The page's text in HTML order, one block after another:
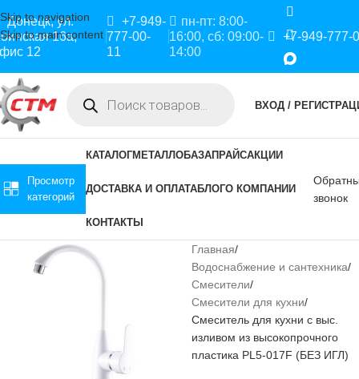
Skip to navigation
Skip to main content
Донецк, ул.
16а,
12
+7-949-
777-00-
11
пн-пт: 8:00-
16:00, сб: 09:00-
14:00
+7-949-777-
ВХОД /
Просмотр
категорий
КАТАЛОГМЕТАЛЛОБАЗАПРАЙСАКЦИИ
ДОСТАВКА И ОПЛАТАБЛОГО КОМПАНИИ
КОНТАКТЫ
звонок
Главная
Водоснабжение и сантехника
Смесители
Смесители для кухни
Смеситель для кухни с выс.
изливом из высокопрочного
пластика PL5-017F (БЕЗ ИГЛ)